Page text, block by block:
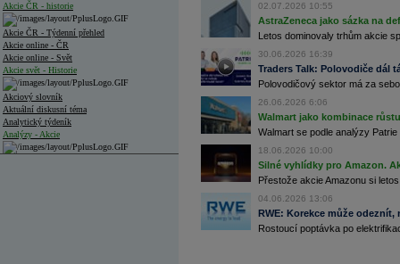
Akcie ČR - historie
Akcie ČR - Týdenní přehled
Akcie online - ČR
Akcie online - Svět
Akcie svět - Historie
Akciový slovník
Aktuální diskusní téma
Analytický týdeník
Analýzy - Akcie
02.07.2026 10:55
AstraZeneca jako sázka na
Letos dominovaly trhům akcie
30.06.2026 16:39
Traders Talk: Polovodiče dál
Polovodičový sektor má za
26.06.2026 6:06
Walmart jako kombinace
Walmart se podle analýzy
18.06.2026 10:00
Silné vyhlídky pro Amazon.
Přestože akcie Amazonu si
04.06.2026 13:06
RWE: Korekce může
Rostoucí poptávka po